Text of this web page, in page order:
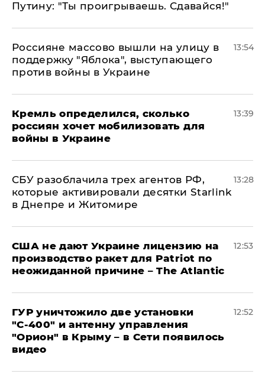
Путину: "Ты проигрываешь. Сдавайся!"
Россияне массово вышли на улицу в
поддержку "Яблока", выступающего
против войны в Украине
13:54
Кремль определился, сколько
россиян хочет мобилизовать для
войны в Украине
13:39
СБУ разоблачила трех агентов РФ,
которые активировали десятки Starlink
в Днепре и Житомире
13:28
США не дают Украине лицензию на
производство ракет для Patriot по
неожиданной причине – The Atlantic
12:53
ГУР уничтожило две установки
"С‑400" и антенну управления
"Орион" в Крыму – в Сети появилось
видео
12:52